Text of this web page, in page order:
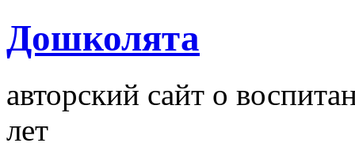
Дошколята
авторский сайт о
лет